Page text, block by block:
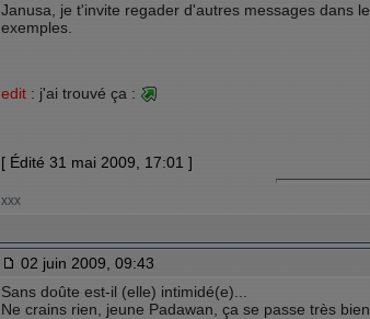
Janusa, je t'invite regader d'autres messages dans le
exemples.
edit : j'ai trouvé ça :
[ Édité 31 mai 2009, 17:01 ]
xxx
02 juin 2009, 09:43
Sans doûte est-il (elle) intimidé(e)...
Ne crains rien, jeune Padawan, ça se passe très bien.